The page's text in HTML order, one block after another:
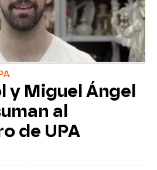
y Miguel Ángel
al
de UPA